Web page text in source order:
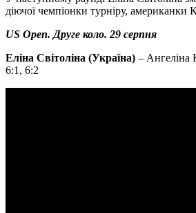
діючої чемпіонки турніру, американки
US Open. Друге коло. 29 серпня
Еліна Світоліна (Україна) – Ангеліна
6:1, 6:2